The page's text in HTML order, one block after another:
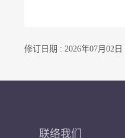
修订日期 : 2026年07月02日
联络我们